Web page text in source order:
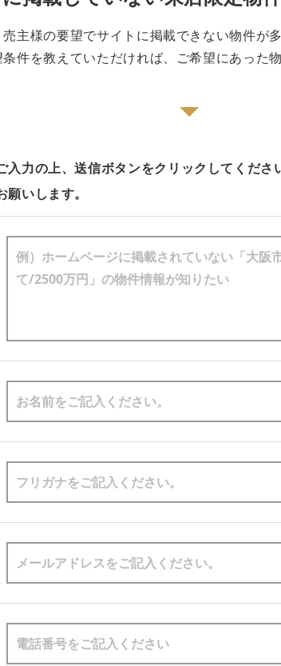
売主様の要望でサイトに掲載できない物件が多
件を教えていただければ、ご希望にあった
力の上、送信ボタンをクリックしてくださ
いします。